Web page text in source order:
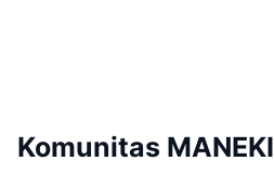
Komunitas MANEKI